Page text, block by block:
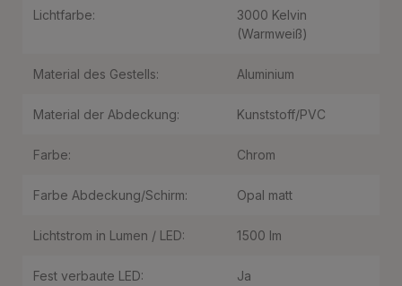
Lichtfarbe:
3000 Kelvin
(Warmweiß)
Material des Gestells: Aluminium
Material der Abdeckung: Kunststoff/PVC
Farbe: Chrom
Farbe Abdeckung/Schirm: Opal matt
Lichtstrom in Lumen / LED: 1500 lm
Fest verbaute LED: Ja